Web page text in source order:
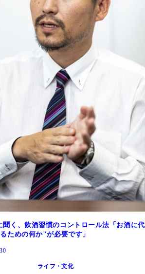
聞く、飲酒習慣のコントロール法「お酒に代
ための何か"が必要です」
ライフ・文化